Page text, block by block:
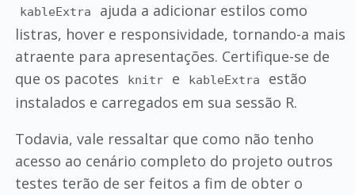
kableExtra
ajuda a adicionar estilos como
listras, hover e responsividade, tornando-a mais
atraente para apresentações. Certifique-se de
que os pacotes
knitr e kableExtra
estão
instalados e carregados em sua sessão R.
Todavia, vale ressaltar que como não tenho
acesso ao cenário completo do projeto outros
testes terão de ser feitos a fim de obter o